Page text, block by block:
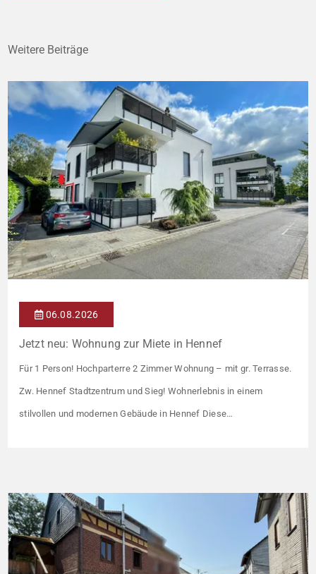
Weitere Beiträge
06.08.2026
Jetzt neu: Wohnung zur Miete in Hennef
Für 1 Person! Hochparterre 2 Zimmer Wohnung – mit gr. Terrasse.
Zw. Hennef Stadtzentrum und Sieg! Wohnerlebnis in einem
stilvollen und modernen Gebäude in Hennef Diese
Bodentiefe, dreifach verglaste Fensterfronten Fußbodenheizung
Modern gefliestes Badezimmer mit großem Handtuchheizkörper
Beheizung über eine […]